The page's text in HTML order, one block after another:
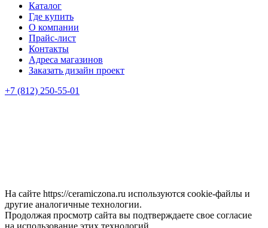
Каталог
Где купить
О компании
Прайс-лист
Контакты
Адреса магазинов
Заказать дизайн проект
+7 (812) 250-55-01
На сайте https://ceramiczona.ru используются coоkie-файлы и
другие аналогичные технологии.
Продолжая просмотр сайта вы подтверждаете свое согласие
на использование этих технологий.